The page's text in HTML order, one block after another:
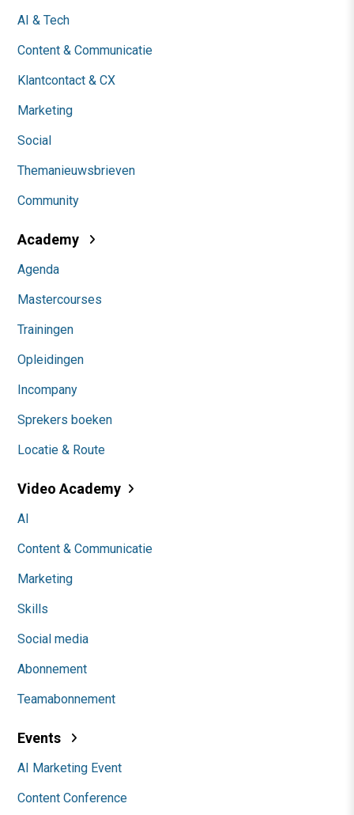
AI & Tech
Content & Communicatie
Klantcontact & CX
Marketing
Social
Themanieuwsbrieven
Community
Academy
Agenda
Mastercourses
Trainingen
Opleidingen
Incompany
Sprekers boeken
Locatie & Route
Video Academy
AI
Content & Communicatie
Marketing
Skills
Social media
Abonnement
Teamabonnement
Events
AI Marketing Event
Content Conference